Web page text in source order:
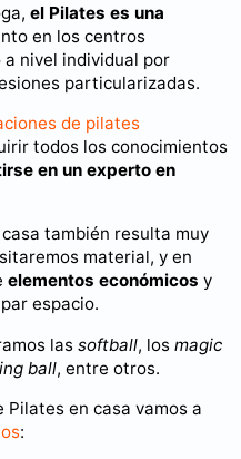
el Pilates es una
en los centros
nivel individual por
particularizadas.
de pilates
todos los conocimientos
en un experto en
también resulta muy
material, y en
elementos económicos y
espacio.
las softball, los magic
ball, entre otros.
Pilates en casa vamos a
: